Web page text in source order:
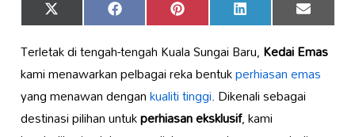
Share
on
X
(Twitter)
Share
on
Facebook Share
on
Pinterest Share
on
LinkedIn Share
on
Email
Terletak di tengah-tengah Kuala Sungai Baru,Kedai Emas
kami menawarkan pelbagai reka bentukperhiasan emas
yang menawan dengankualiti tinggi. Dikenali sebagai
destinasi pilihan untukperhiasan eksklusif, kami